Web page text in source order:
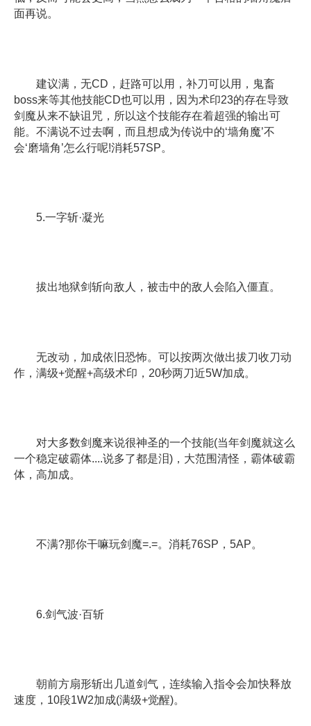
面再说。
建议满，无CD，赶路可以用，补刀可以用，鬼畜
boss来等其他技能CD也可以用，因为术印23的存在导致
剑魔从来不缺诅咒，所以这个技能存在着超强的输出可
能。不满说不过去啊，而且想成为传说中的‘墙角魔’不
会‘磨墙角’怎么行呢!消耗57SP。
5.一字斩·凝光
拔出地狱剑斩向敌人，被击中的敌人会陷入僵直。
无改动，加成依旧恐怖。可以按两次做出拔刀收刀动
作，满级+觉醒+高级术印，20秒两刀近5W加成。
对大多数剑魔来说很神圣的一个技能(当年剑魔就这么
一个稳定破霸体....说多了都是泪)，大范围清怪，霸体破霸
体，高加成。
不满?那你干嘛玩剑魔=.=。消耗76SP，5AP。
6.剑气波·百斩
朝前方扇形斩出几道剑气，连续输入指令会加快释放
速度，10段1W2加成(满级+觉醒)。